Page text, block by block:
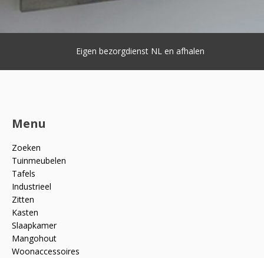
Eigen bezorgdienst NL en afhalen
Menu
Zoeken
Tuinmeubelen
Tafels
Industrieel
Zitten
Kasten
Slaapkamer
Mangohout
Woonaccessoires